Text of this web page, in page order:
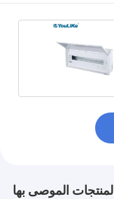
المنتجات الموصى بها